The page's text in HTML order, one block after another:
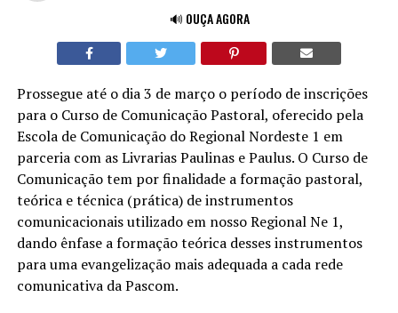
🔊 OUÇA AGORA
Prossegue até o dia 3 de março o período de inscrições
para o Curso de Comunicação Pastoral, oferecido pela
Escola de Comunicação do Regional Nordeste 1 em
parceria com as Livrarias Paulinas e Paulus. O Curso de
Comunicação tem por finalidade a formação pastoral,
teórica e técnica (prática) de instrumentos
comunicacionais utilizado em nosso Regional Ne 1,
dando ênfase a formação teórica desses instrumentos
para uma evangelização mais adequada a cada rede
comunicativa da Pascom.